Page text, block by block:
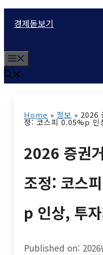
츠
로
건
경제돋보기
e
n
Home » 정보 » 2026
정: 코스피 0.05%p 인
2026 증권
조정: 코스
p 인상, 투
Published on: 2026